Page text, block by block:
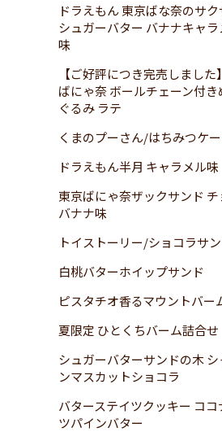
ドラえもん 東京ばな奈のサク
シュガーバター バナナキャラ
味
【ご好評につき完売しました
ばにゃ奈 ボールチェーン付き
ぐるみ ラテ
くまのプーさん/はちみつケ
ドラえもん半月 キャラメル味
東京ばにゃ奈ザックサンド チ
バナナ味
トイストーリー/ショコラサ
白桃バターホイップサンド
ピスタチオ香るマウントバー
夏限定 ひとくちバーム詰合せ
シュガーバターサンドの木 シ
ンマスカットショコラ
バターステイツクッキー ココ
ツパインバター